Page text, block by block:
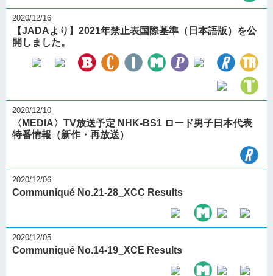
2020/12/16
【JADAより】2021年禁止表国際基準（日本語版）を公
開しました。
2020/12/10
〈MEDIA〉TV放送予定 NHK-BS1 ロード男子日本代表
特番情報（新作・再放送）
2020/12/06
Communiqué No.21-28_XCC Results
2020/12/05
Communiqué No.14-19_XCE Results